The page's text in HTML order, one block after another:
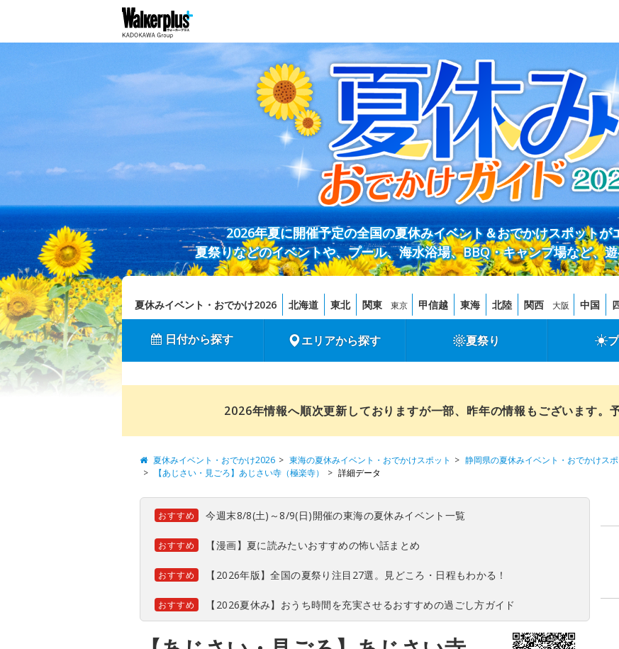
2026年夏に開催予定の全国の夏休みイベント＆おでかけスポットが
夏祭りなどのイベントや、プール、海水浴場、BBQ・キャンプ場など、
夏休みイベント・おでかけ2026 北海道 東北 関東 東京 甲信越 東海 北陸 関西 大阪 中国
日付から探す エリアから探す 夏祭り
2026年情報へ順次更新しておりますが一部、昨年の情報もございます。
夏休みイベント・おでかけ2026 東海の夏休みイベント・おでかけスポット 静岡県の夏休みイベント・おでかけスポ
【あじさい・見ごろ】あじさい寺（極楽寺）
詳細データ
おすすめ 今週末8/8(土)～8/9(日)開催の東海の夏休みイベント一覧
おすすめ 【漫画】夏に読みたいおすすめの怖い話まとめ
おすすめ 【2026年版】全国の夏祭り注目27選。見どころ・日程もわかる！
おすすめ 【2026夏休み】おうち時間を充実させるおすすめの過ごし方ガイド